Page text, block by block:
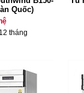
Quốc)
tháng